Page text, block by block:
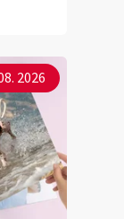
2026